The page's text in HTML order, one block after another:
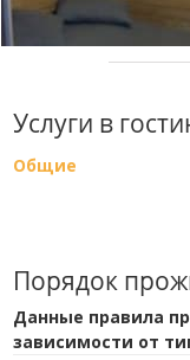
Услуги в
Общие
Порядок
Данные правила
зависимости от